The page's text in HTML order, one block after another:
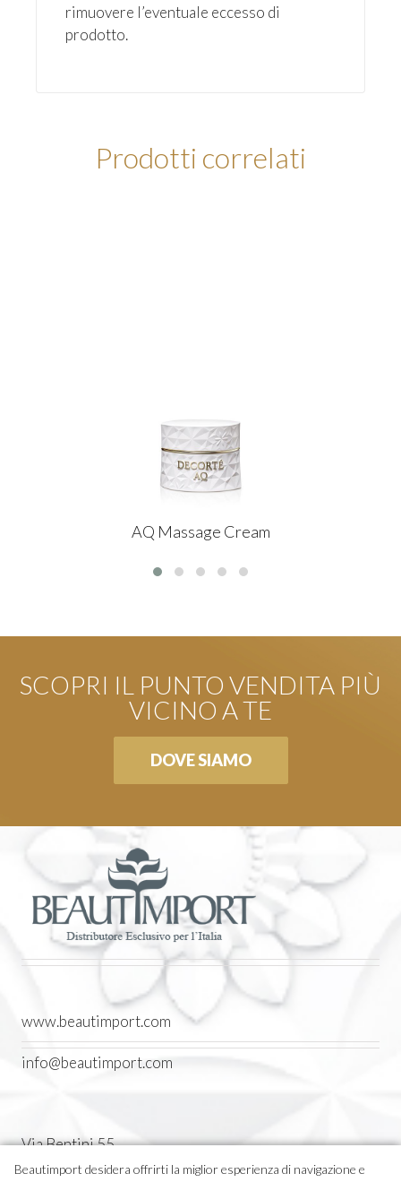
rimuovere l’eventuale eccesso di
prodotto.
Prodotti correlati
AQ Massage Cream
SCOPRI IL PUNTO VENDITA PIÙ
VICINO A TE
DOVE SIAMO
www.beautimport.com
info@beautimport.com
Via Bentini 55
Castel Maggiore (BO) Italia
Beautimport desidera offrirti la miglior esperienza di navigazione e